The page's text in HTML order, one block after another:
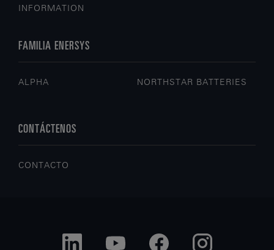
INFORMATION
FAMILIA ENERSYS
ALPHA NORTHSTAR BATTERIES
CONTÁCTENOS
CONTACTO